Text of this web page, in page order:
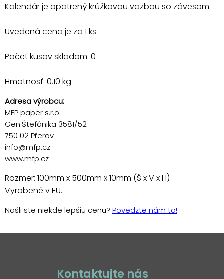
Kalendár je opatrený krúžkovou väzbou so závesom.
Uvedená cena je za 1 ks.
Počet kusov skladom: 0
Hmotnosť: 0.10 kg
Adresa výrobcu:
MFP paper s.r.o.
Gen.Štefánika 3581/52
750 02 Přerov
info@mfp.cz
www.mfp.cz
Rozmer: 100mm x 500mm x 10mm (Š x V x H)
Vyrobené v EU.
Našli ste niekde lepšiu cenu? Povedzte nám to!
Kontaktujte nás